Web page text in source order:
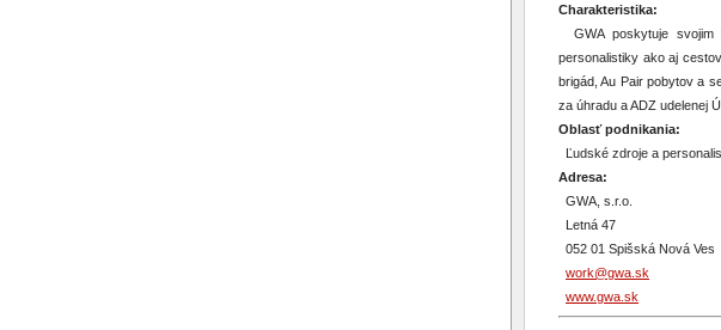
Charakteristika:
GWA poskytuje svojim
personalistiky ako aj
brigád, Au Pair pobytov a
za úhradu a ADZ udelenej
Oblasť podnikania:
Ľudské zdroje a
Adresa:
GWA, s.r.o.
Letná 47
052 01 Spišská Nová Ves
work@gwa.sk
www.gwa.sk